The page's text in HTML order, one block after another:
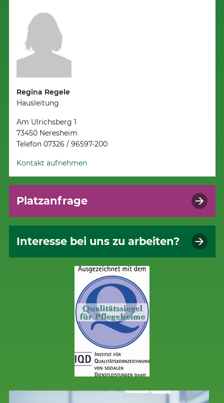
Regina Regele
Hausleitung
Am Ulrichsberg 1
73450 Neresheim
Telefon 07326 / 96597-200
Kontakt aufnehmen
Platzanfrage
Interesse bei uns zu arbeiten?